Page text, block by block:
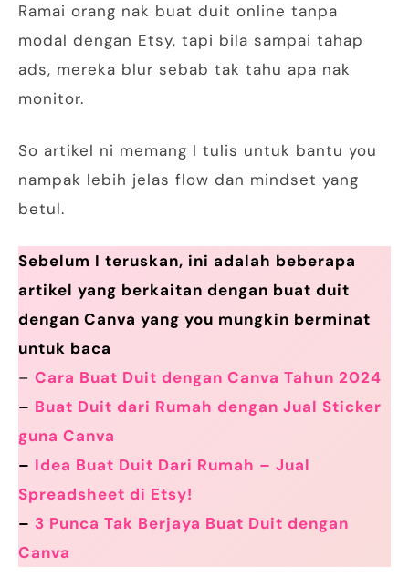
Ramai orang nak buat duit online tanpa
modal dengan Etsy, tapi bila sampai tahap
ads, mereka blur sebab tak tahu apa nak
monitor.
So artikel ni memang I tulis untuk bantu you
nampak lebih jelas flow dan mindset yang
betul.
Sebelum I teruskan, ini adalah beberapa
artikel yang berkaitan dengan buat duit
dengan Canva yang you mungkin berminat
untuk baca
– Cara Buat Duit dengan Canva Tahun 2024
– Buat Duit dari Rumah dengan Jual Sticker
guna Canva
– Idea Buat Duit Dari Rumah – Jual
Spreadsheet di Etsy!
– 3 Punca Tak Berjaya Buat Duit dengan
Canva